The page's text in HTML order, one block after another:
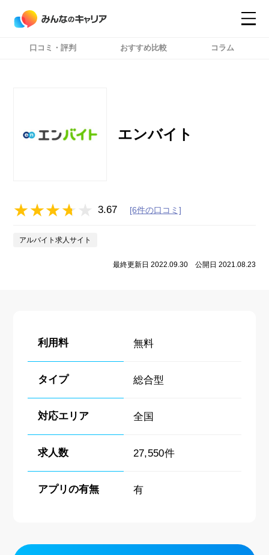
口コミ・評判 おすすめ比較 コラム
エンバイト
3.67 [6件の口コミ]
アルバイト求人サイト
最終更新日 2022.09.30 公開日 2021.08.23
利用料 無料
タイプ 総合型
対応エリア 全国
求人数 27,550件
アプリの有無 有